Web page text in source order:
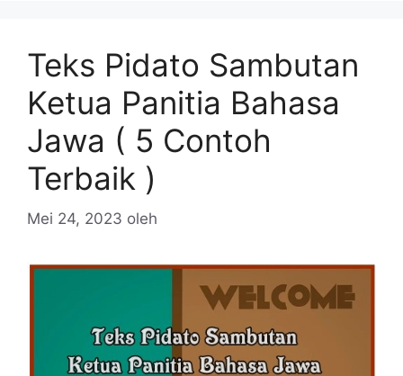
Teks Pidato Sambutan
Ketua Panitia Bahasa
Jawa ( 5 Contoh
Terbaik )
Mei 24, 2023 oleh